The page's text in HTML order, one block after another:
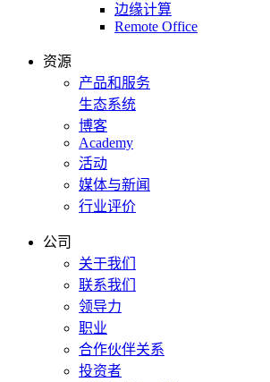
边缘计算
Remote Office
资源
产品和服务
生态系统
博客
Academy
活动
媒体与新闻
行业评价
公司
关于我们
联系我们
领导力
职业
合作伙伴关系
投资者